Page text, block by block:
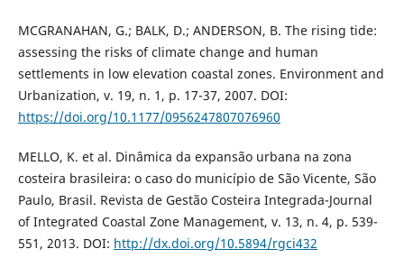
MCGRANAHAN, G.; BALK, D.; ANDERSON, B. The rising tide:
assessing the risks of climate change and human
settlements in low elevation coastal zones. Environment and
Urbanization, v. 19, n. 1, p. 17-37, 2007. DOI:
https://doi.org/10.1177/0956247807076960
MELLO, K. et al. Dinâmica da expansão urbana na zona
costeira brasileira: o caso do município de São Vicente, São
Paulo, Brasil. Revista de Gestão Costeira Integrada-Journal
of Integrated Coastal Zone Management, v. 13, n. 4, p. 539-
551, 2013. DOI: http://dx.doi.org/10.5894/rgci432